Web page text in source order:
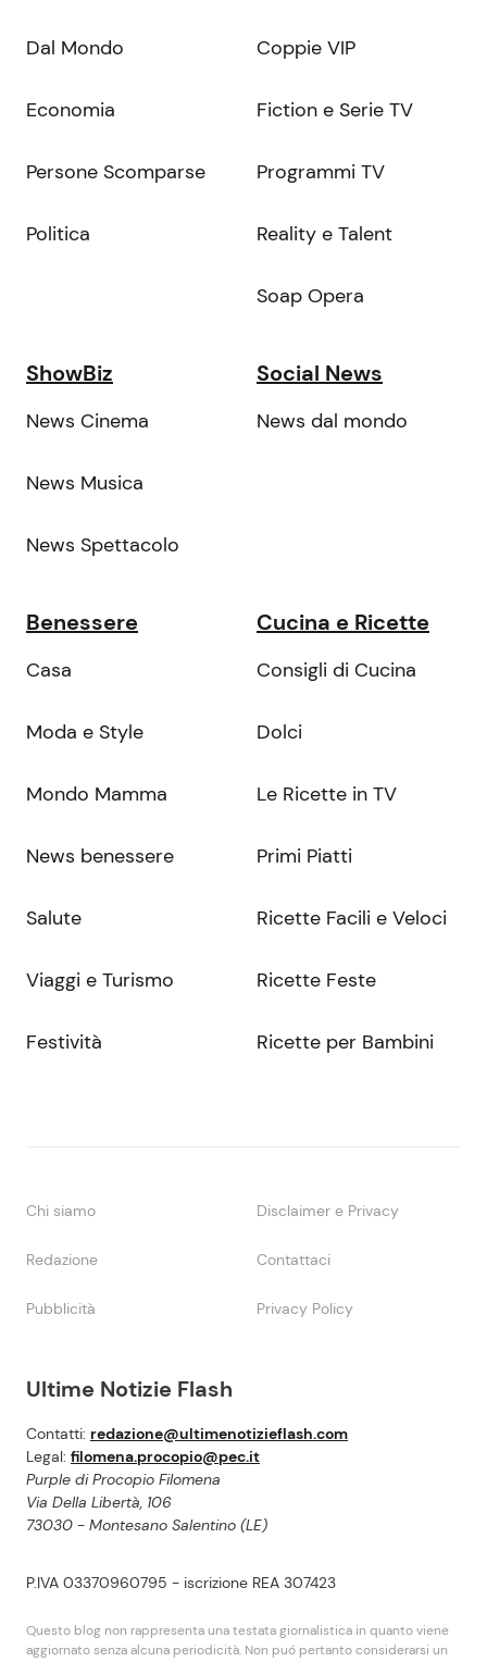
Ultime Notizie Flash
Contatti: redazione@ultimenotizieflash.com
Legal: filomena.procopio@pec.it
Purple di Procopio Filomena
Via Della Libertà, 106
73030 - Montesano Salentino (LE)
P.IVA 03370960795 - iscrizione REA 307423
Questo blog non rappresenta una testata giornalistica in quanto viene
aggiornato senza alcuna periodicità. Non puó pertanto considerarsi un
Dal Mondo
Economia
Persone Scomparse
Politica
Coppie VIP
Fiction e Serie TV
Programmi TV
Reality e Talent
Soap Opera
ShowBiz
News Cinema
News Musica
News Spettacolo
Social News
News dal mondo
Benessere
Casa
Moda e Style
Mondo Mamma
News benessere
Salute
Viaggi e Turismo
Festività
Cucina e Ricette
Consigli di Cucina
Dolci
Le Ricette in TV
Primi Piatti
Ricette Facili e Veloci
Ricette Feste
Ricette per Bambini
Chi siamo Disclaimer e Privacy
Redazione Contattaci
Pubblicità Privacy Policy